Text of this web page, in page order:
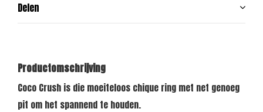
Delen
Productomschrijving
Coco Crush is die moeiteloos chique ring met net genoeg
pit om het spannend te houden.